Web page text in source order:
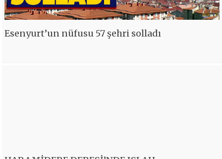
Esenyurt’un nüfusu 57 şehri solladı